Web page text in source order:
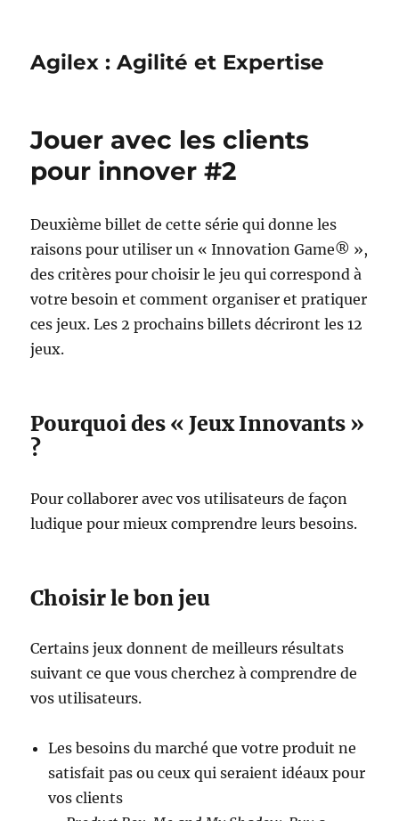
Agilex : Agilité et Expertise
Jouer avec les clients
pour innover #2
Deuxième billet de cette série qui donne les
raisons pour utiliser un « Innovation Game® »,
des critères pour choisir le jeu qui correspond à
votre besoin et comment organiser et pratiquer
ces jeux. Les 2 prochains billets décriront les 12
jeux.
Pourquoi des « Jeux Innovants »
?
Pour collaborer avec vos utilisateurs de façon
ludique pour mieux comprendre leurs besoins.
Choisir le bon jeu
Certains jeux donnent de meilleurs résultats
suivant ce que vous cherchez à comprendre de
vos utilisateurs.
Les besoins du marché que votre produit ne
satisfait pas ou ceux qui seraient idéaux pour
vos clients